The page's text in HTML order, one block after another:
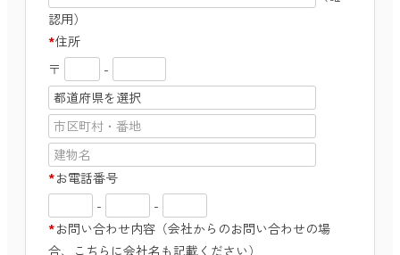
認用）
*住所
〒
-
*お電話番号
-
-
*お問い合わせ内容（会社からのお問い合わせの場
合、こちらに会社名も記載ください）